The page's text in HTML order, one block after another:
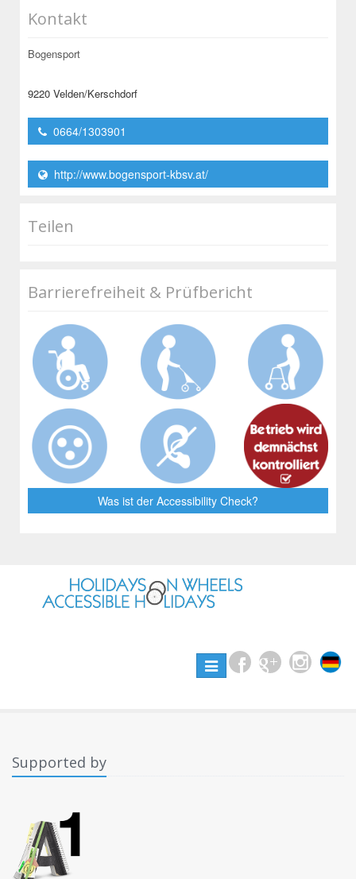
Kontakt
Bogensport
9220 Velden/Kerschdorf
0664/1303901
http://www.bogensport-kbsv.at/
Teilen
Barrierefreiheit & Prüfbericht
Was ist der Accessibility Check?
Toggle
navigation
Supported by